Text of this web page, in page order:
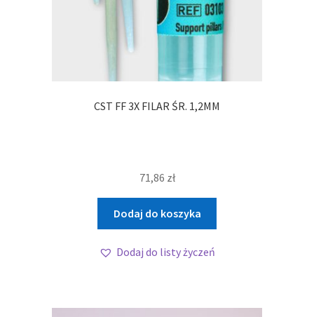
CST FF 3X FILAR ŚR. 1,2MM
71,86 zł
Dodaj do koszyka
Dodaj do listy życzeń